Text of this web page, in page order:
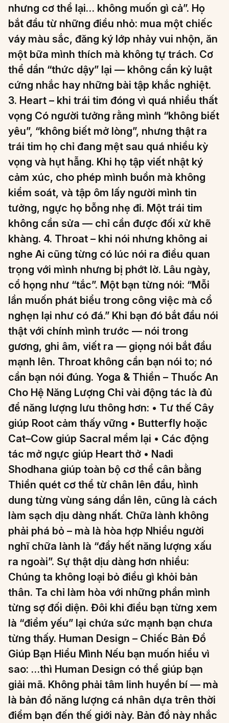
nhưng cơ thể lại… không muốn gì cả”. Họ
bắt đầu từ những điều nhỏ: mua một chiếc
váy màu sắc, đăng ký lớp nhảy vui nhộn, ăn
một bữa mình thích mà không tự trách. Cơ
thể dần “thức dậy” lại — không cần kỷ luật
cứng nhắc hay những bài tập khắc nghiệt.
3. Heart – khi trái tim đóng vì quá nhiều thất
vọng Có người tưởng rằng mình “không biết
yêu”, “không biết mở lòng”, nhưng thật ra
trái tim họ chỉ đang mệt sau quá nhiều kỳ
vọng và hụt hẫng. Khi họ tập viết nhật ký
cảm xúc, cho phép mình buồn mà không
kiểm soát, và tập ôm lấy người mình tin
tưởng, ngực họ bỗng nhẹ đi. Một trái tim
không cần sửa — chỉ cần được đối xử khẽ
khàng. 4. Throat – khi nói nhưng không ai
nghe Ai cũng từng có lúc nói ra điều quan
trọng với mình nhưng bị phớt lờ. Lâu ngày,
cổ họng như “tắc”. Một bạn từng nói: “Mỗi
lần muốn phát biểu trong công việc mà cổ
nghẹn lại như có đá.” Khi bạn đó bắt đầu nói
thật với chính mình trước — nói trong
gương, ghi âm, viết ra — giọng nói bắt đầu
mạnh lên. Throat không cần bạn nói to; nó
cần bạn nói đúng. Yoga & Thiền – Thuốc An
Cho Hệ Năng Lượng Chỉ vài động tác là đủ
để năng lượng lưu thông hơn: • Tư thế Cây
giúp Root cảm thấy vững • Butterfly hoặc
Cat–Cow giúp Sacral mềm lại • Các động
tác mở ngực giúp Heart thở • Nadi
Shodhana giúp toàn bộ cơ thể cân bằng
Thiền quét cơ thể từ chân lên đầu, hình
dung từng vùng sáng dần lên, cũng là cách
làm sạch dịu dàng nhất. Chữa lành không
phải phá bỏ – mà là hòa hợp Nhiều người
nghĩ chữa lành là “đẩy hết năng lượng xấu
ra ngoài”. Sự thật dịu dàng hơn nhiều:
Chúng ta không loại bỏ điều gì khỏi bản
thân. Ta chỉ làm hòa với những phần mình
từng sợ đối diện. Đôi khi điều bạn từng xem
là “điểm yếu” lại chứa sức mạnh bạn chưa
từng thấy. Human Design – Chiếc Bản Đồ
Giúp Bạn Hiểu Mình Nếu bạn muốn hiểu vì
sao: …thì Human Design có thể giúp bạn
giải mã. Không phải tâm linh huyền bí — mà
là bản đồ năng lượng cá nhân dựa trên thời
điểm bạn đến thế giới này. Bản đồ này nhắc